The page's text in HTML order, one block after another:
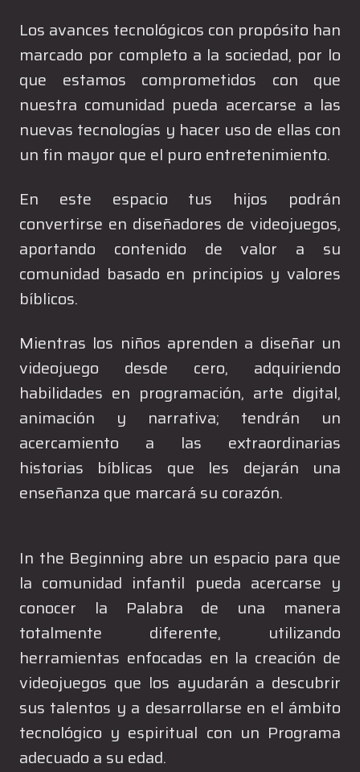
Los avances tecnológicos con propósito han
marcado por completo a la sociedad, por lo
que estamos comprometidos con que
nuestra comunidad pueda acercarse a las
nuevas tecnologías y hacer uso de ellas con
un fin mayor que el puro entretenimiento.
En este espacio tus hijos podrán
convertirse en diseñadores de videojuegos,
aportando contenido de valor a su
comunidad basado en principios y valores
bíblicos.
Mientras los niños aprenden a diseñar un
videojuego desde cero, adquiriendo
habilidades en programación, arte digital,
animación y narrativa; tendrán un
acercamiento a las extraordinarias
historias bíblicas que les dejarán una
enseñanza que marcará su corazón.
In the Beginning abre un espacio para que
la comunidad infantil pueda acercarse y
conocer la Palabra de una manera
totalmente diferente, utilizando
herramientas enfocadas en la creación de
videojuegos que los ayudarán a descubrir
sus talentos y a desarrollarse en el ámbito
tecnológico y espiritual con un Programa
adecuado a su edad.